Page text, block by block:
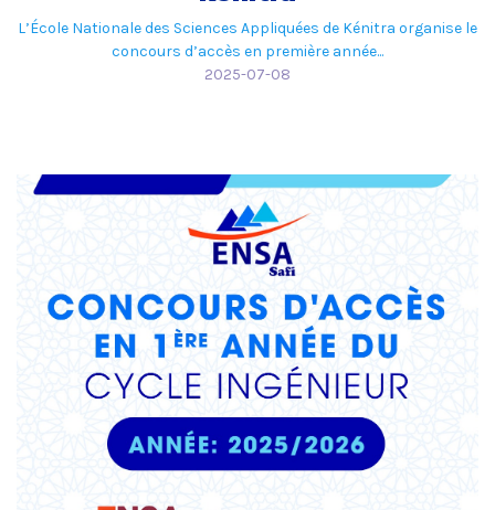
L’École Nationale des Sciences Appliquées de Kénitra organise le
concours d’accès en première année...
2025-07-08